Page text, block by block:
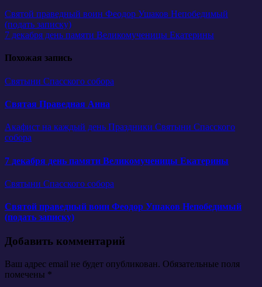
Навигация
по
Святой праведный воин Феодор Ушаков Непобедимый
(подать записку)
7 декабря день памяти Великомученицы Екатерины
Похожая запись
Святыни Спасского собора
Святая Праведная Анна
Акафист на каждый день Праздники Святыни Спасского
собора
7 декабря день памяти Великомученицы Екатерины
Святыни Спасского собора
Святой праведный воин Феодор Ушаков Непобедимый
(подать записку)
Добавить комментарий
Ваш адрес email не будет опубликован. Обязательные поля
помечены *